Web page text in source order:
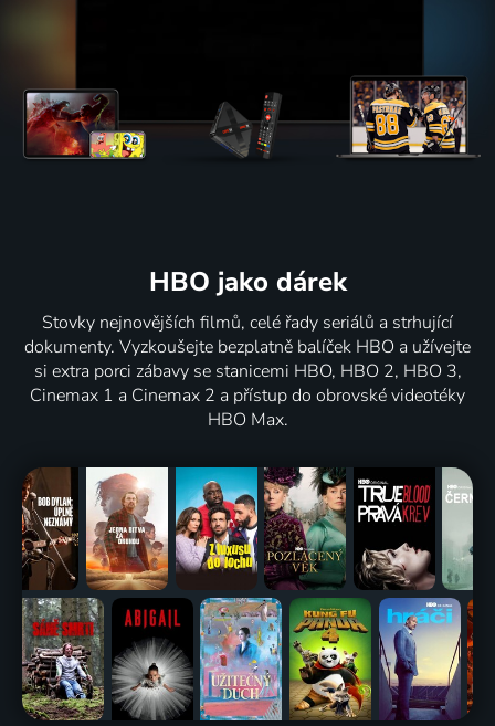
HBO jako dárek
Stovky nejnovějších filmů, celé řady seriálů a strhující
dokumenty. Vyzkoušejte bezplatně balíček HBO a užívejte
si extra porci zábavy se stanicemi HBO, HBO 2, HBO 3,
Cinemax 1 a Cinemax 2 a přístup do obrovské videotéky
HBO Max.